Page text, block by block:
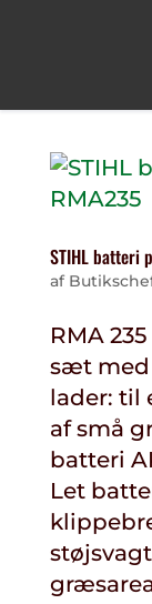
STIHL batteri
af
RMA
sæt med
lader: til
af små
batteri
Let